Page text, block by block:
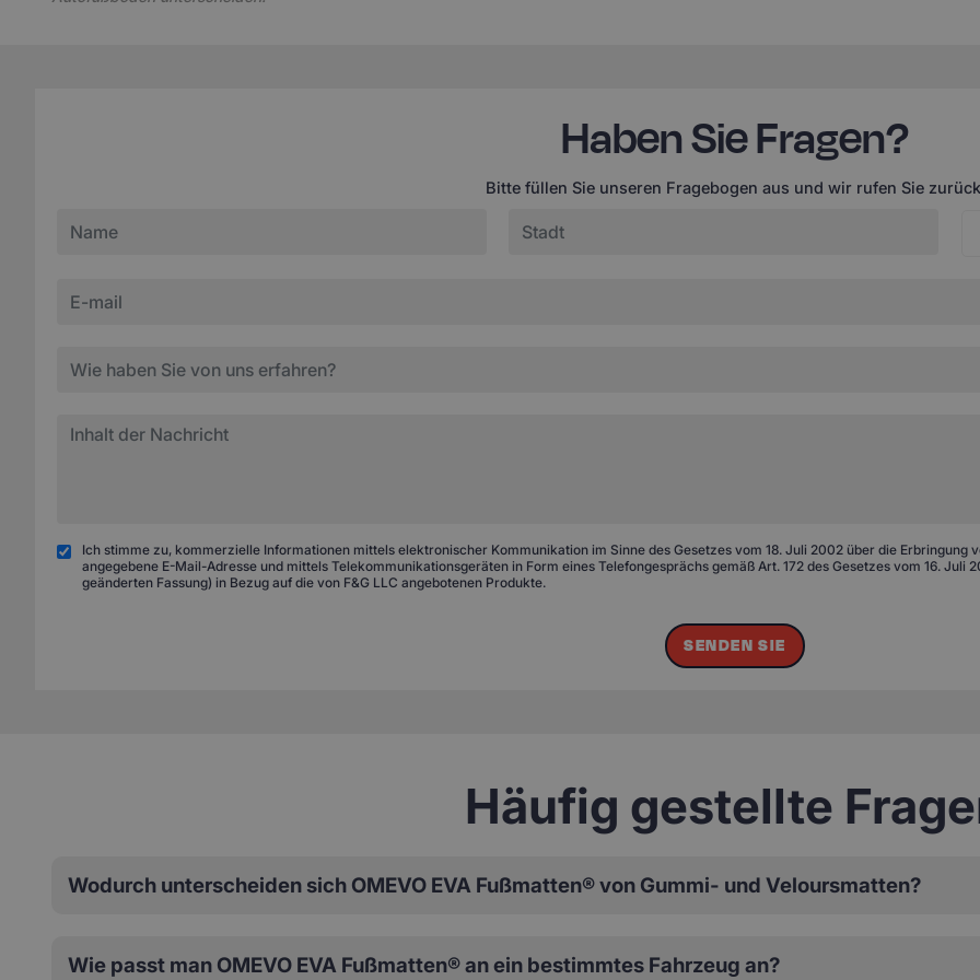
Haben Sie Fragen?
Bitte füllen Sie unseren Fragebogen aus und wir rufen Sie
Ich stimme zu, kommerzielle Informationen mittels elektronischer Kommunikation im Sinne des Gesetzes vom 18. Juli 2002 über die Erbringung
angegebene E-Mail-Adresse und mittels Telekommunikationsgeräten in Form eines Telefongesprächs gemäß Art. 172 des Gesetzes vom 16. Juli
geänderten Fassung) in Bezug auf die von F&G LLC angebotenen Produkte.
SENDEN SIE
Häufig gestellte
Wodurch unterscheiden sich OMEVO EVA Fußmatten® von Gummi- und Veloursmatten?
Wie passt man OMEVO EVA Fußmatten® an ein bestimmtes Fahrzeug an?